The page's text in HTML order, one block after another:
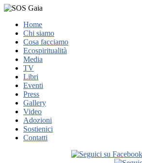
Home
Chi siamo
Cosa facciamo
Ecospiritualità
Media
TV
Libri
Eventi
Press
Gallery
Video
Adozioni
Sostienici
Contatti